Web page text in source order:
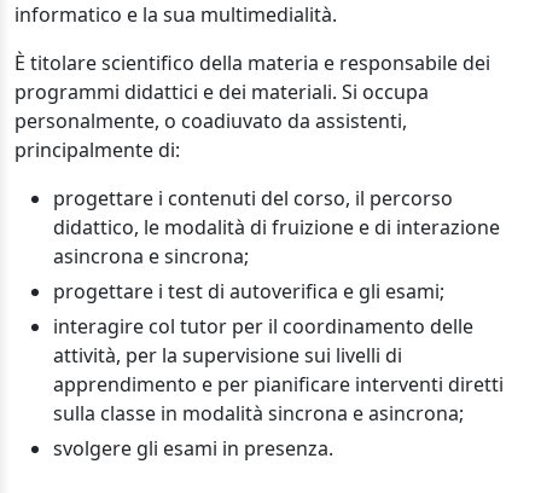
informatico e la sua multimedialità.
È titolare scientifico della materia e responsabile dei
programmi didattici e dei materiali. Si occupa
personalmente, o coadiuvato da assistenti,
principalmente di:
progettare i contenuti del corso, il percorso
didattico, le modalità di fruizione e di interazione
asincrona e sincrona;
progettare i test di autoverifica e gli esami;
interagire col tutor per il coordinamento delle
attività, per la supervisione sui livelli di
apprendimento e per pianificare interventi diretti
sulla classe in modalità sincrona e asincrona;
svolgere gli esami in presenza.